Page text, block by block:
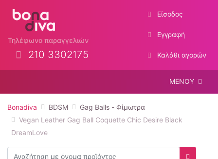
Τηλέφωνο παραγγελιών
210 3302175
Είσοδος
Εγγραφή
Καλάθι αγορών
ΜΕΝΟΥ
Bonadiva BDSM
Gag Balls - Φίμωτρα
Vegan Leather Gag Ball Coquette Chic Desire Black
DreamLove
Αναζήτηση